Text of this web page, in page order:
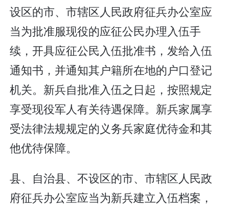
设区的市、市辖区人民政府征兵办公室应
当为批准服现役的应征公民办理入伍手
续，开具应征公民入伍批准书，发给入伍
通知书，并通知其户籍所在地的户口登记
机关。新兵自批准入伍之日起，按照规定
享受现役军人有关待遇保障。新兵家属享
受法律法规规定的义务兵家庭优待金和其
他优待保障。
县、自治县、不设区的市、市辖区人民政
府征兵办公室应当为新兵建立入伍档案，